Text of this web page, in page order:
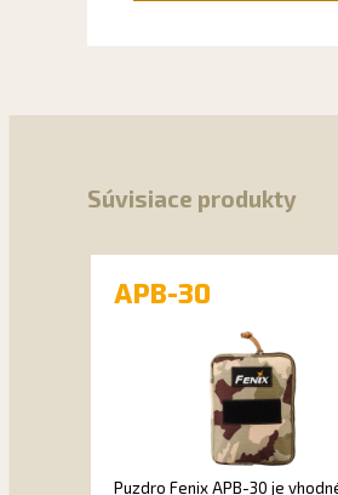
Súvisiace produkty
APB-30
Puzdro Fenix APB-30 je